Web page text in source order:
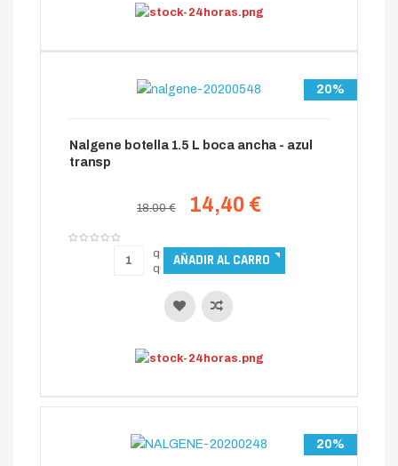
20%
Nalgene botella 1.5 L boca ancha - azul
transp
18.00 € 14,40 €
20%